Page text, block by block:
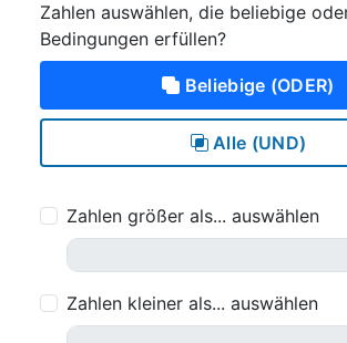
Zahlen auswählen, die beliebige
Bedingungen erfüllen?
Beliebige (ODER)
Alle (UND)
Zahlen größer als... auswählen
Zahlen kleiner als... auswählen